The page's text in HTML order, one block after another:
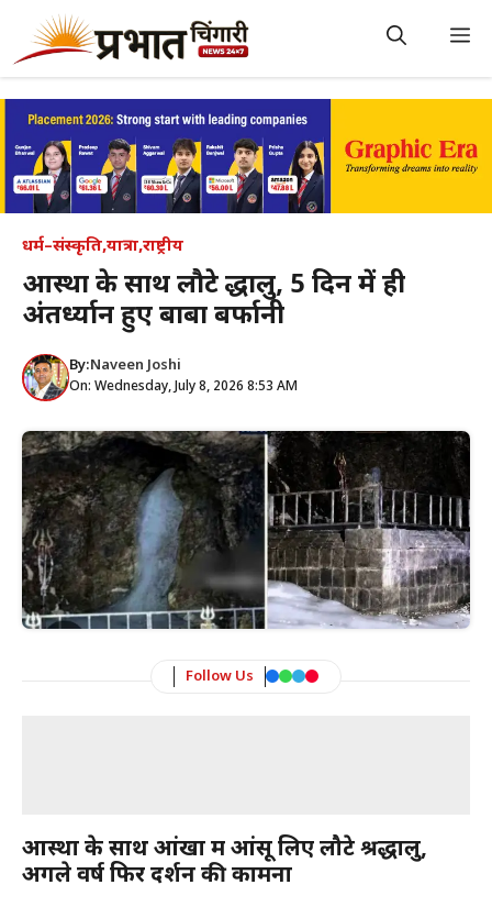
content
धर्म–संस्कृति,यात्रा,राष्ट्रीय
आस्था के साथ लौटे श्रद्धालु, 5 दिन में ही
अंतर्ध्यान हुए बाबा बर्फानी
By:Naveen Joshi
On: Wednesday, July 8, 2026 8:53 AM
Follow Us
आस्था के साथ आंखों में आंसू लिए लौटे श्रद्धालु,
अगले वर्ष फिर दर्शन की कामना